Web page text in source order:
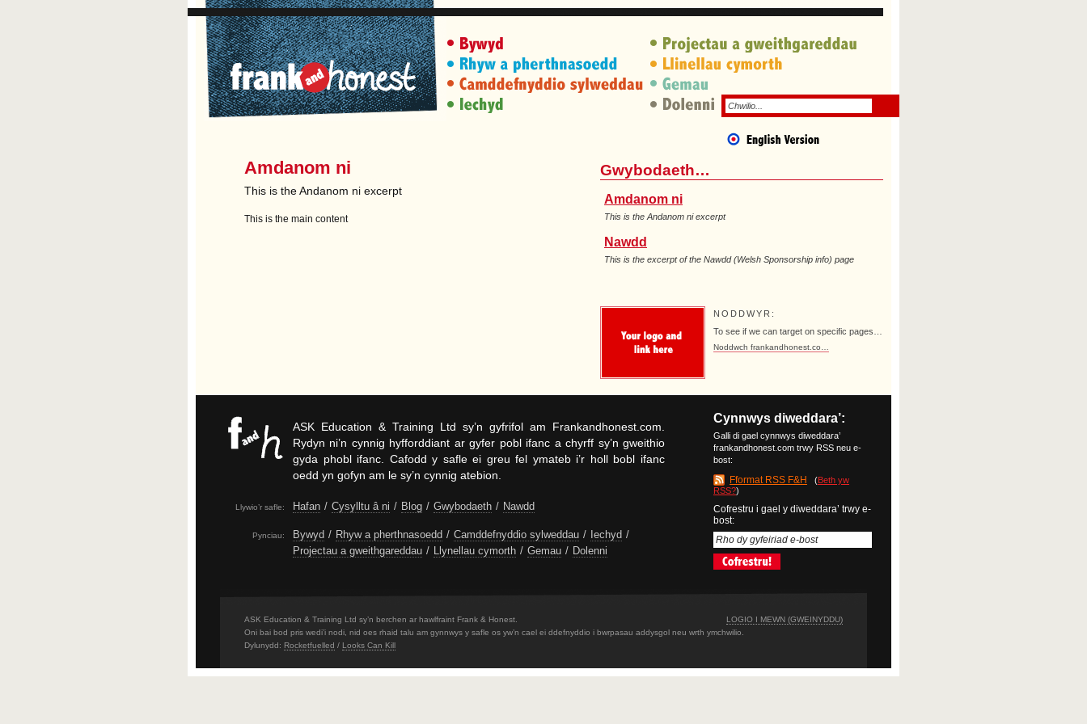
Amdanom ni
This is the Andanom ni excerpt
This is the main content
Gwybodaeth…
Amdanom ni
This is the Andanom ni excerpt
Nawdd
This is the excerpt of the Nawdd (Welsh Sponsorship info) page
NODDWYR:
To see if we can target on specific pages…
Noddwch frankandhonest.co…
ASK Education & Training Ltd sy’n gyfrifol am Frankandhonest.com.
Rydyn ni’n cynnig hyfforddiant ar gyfer pobl ifanc a chyrff sy’n gweithio
gyda phobl ifanc. Cafodd y safle ei greu fel ymateb i’r holl bobl ifanc
oedd yn gofyn am le sy’n cynnig atebion.
Llywio’r safle: Hafan / Cysylltu â ni / Blog / Gwybodaeth / Nawdd
Pynciau: Bywyd / Rhyw a pherthnasoedd / Camddefnyddio sylweddau / Iechyd /
Projectau a gweithgareddau / Llynellau cymorth / Gemau / Dolenni
Cynnwys diweddara’:
Galli di gael cynnwys diweddara’
frankandhonest.com trwy RSS neu e-
bost:
Fformat RSS F&H (Beth yw
RSS?)
Cofrestru i gael y diweddara’ trwy e-
bost:
LOGIO I MEWN (GWEINYDDU)
ASK Education & Training Ltd sy’n berchen ar hawlfraint Frank & Honest.
Oni bai bod pris wedi’i nodi, nid oes rhaid talu am gynnwys y safle os yw’n cael ei ddefnyddio i bwrpasau addysgol neu wrth ymchwilio.
Dylunydd: Rocketfuelled / Looks Can Kill